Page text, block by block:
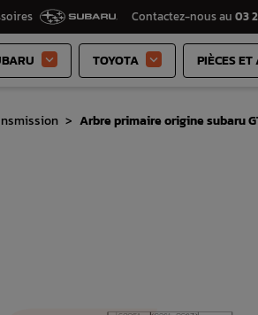
Contactez-nous au 03
 TOYOTA  PIÈCES ET
Arbre primaire origine subaru